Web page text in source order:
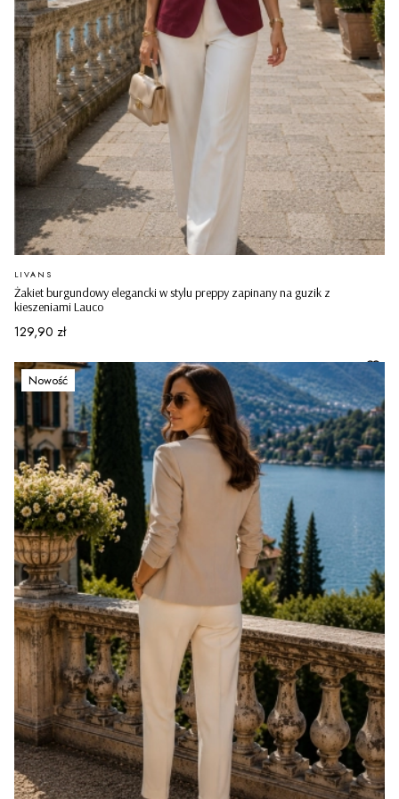
Żakiet burgundowy elegancki w stylu preppy zapinany na guzik z
kieszeniami Lauco
PRODUCENT
LIVANS
Cena
129,90 zł
Nowość